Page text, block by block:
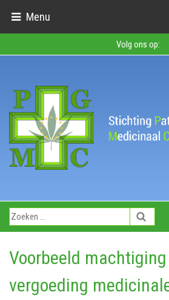
Menu
Volg ons op:
Voorbeeld
vergoeding